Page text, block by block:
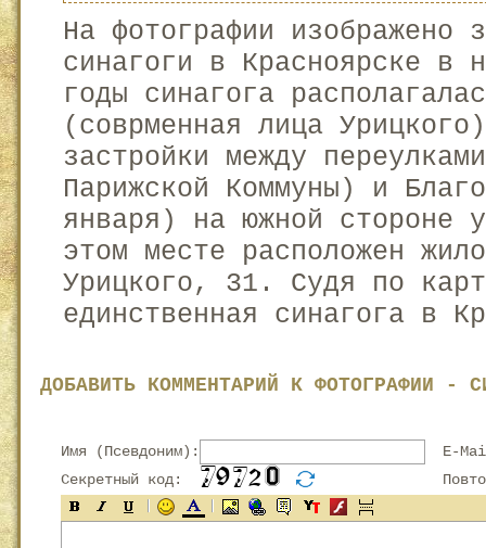
На фотографии изображено
синагоги в Красноярске в
годы синагога
(соврменная лица
застройки между
Парижской Коммуны) и
января) на южной стороне
этом месте расположен
Урицкого, 31. Судя по
единственная синагога в
ДОБАВИТЬ КОММЕНТАРИЙ К ФОТОГРАФИИ -
Имя (Псевдоним):
E-
Секретный код: